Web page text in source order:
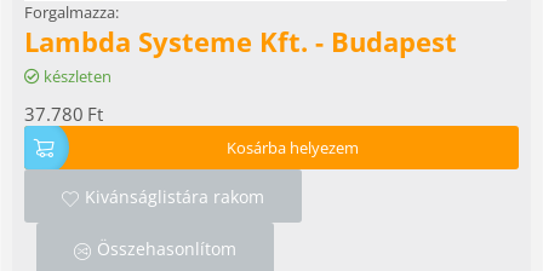
Forgalmazza:
Lambda Systeme Kft. - Budapest
készleten
37.780 Ft
Kosárba helyezem
Kivánságlistára rakom
Összehasonlítom